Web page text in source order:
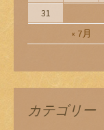
« 7月
31
カテゴリー